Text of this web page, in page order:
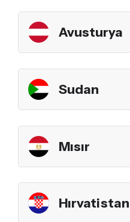
Avusturya
Sudan
Mısır
Hırvatistan